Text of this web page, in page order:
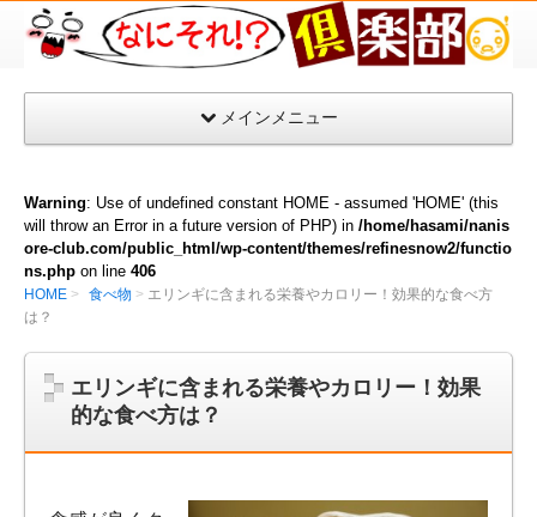
な
そ
部
メインメニュー
Warning: Use of undefined constant HOME - assumed 'HOME' (this
will throw an Error in a future version of PHP) in /home/hasami/nanis
ore-club.com/public_html/wp-content/themes/refinesnow2/functio
ns.php on line 406
HOME 食べ物
エリンギに含まれる栄養やカロリー！効果的な食べ方
は？
エリンギに含まれる栄養やカロリー！効果
的な食べ方は？